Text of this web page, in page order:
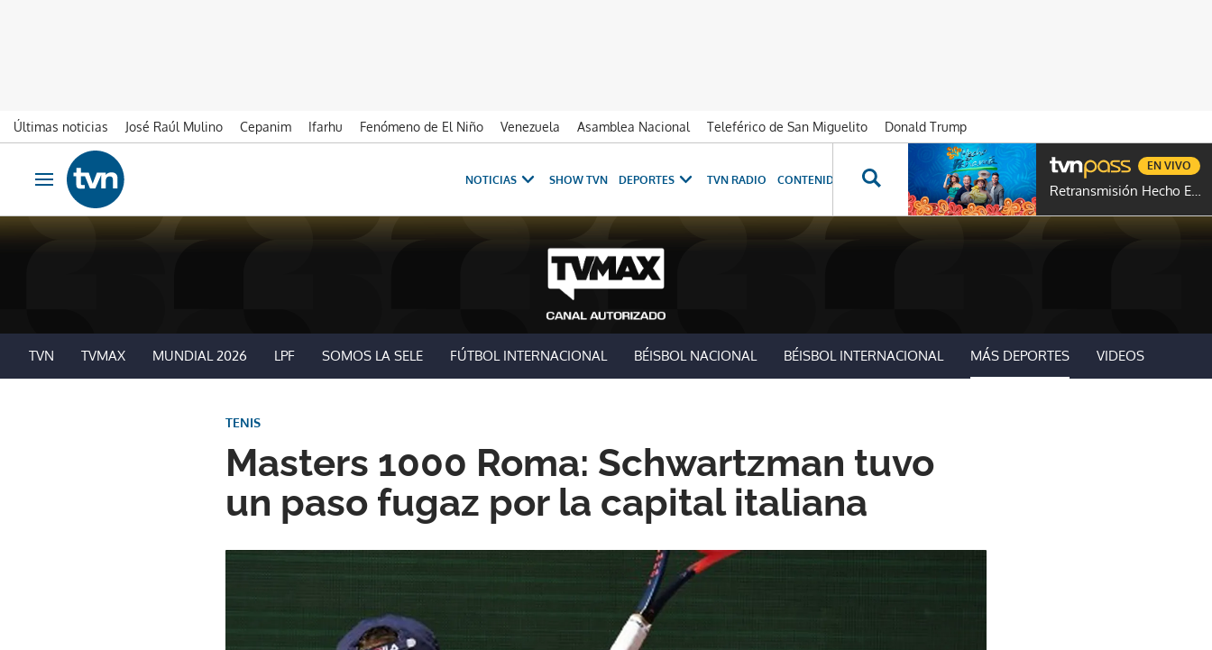
Últimas noticias José Raúl Mulino Cepanim Ifarhu Fenómeno de El Niño Venezuela Asamblea Nacional Teleférico de San Miguelito
Donald Trump
Ir al contenido
Obrir navegació
NOTICIAS SHOW TVN DEPORTES TVN RADIO CONTENIDOS ESPECIALES NOVELAS PROGRAMAS GENTE TVN
Retransmisión Hecho En Panamá
EN VIVO
TVN TVMAX MUNDIAL 2026 LPF SOMOS LA SELE FÚTBOL INTERNACIONAL BÉISBOL NACIONAL BÉISBOL INTERNACIONAL MÁS DEPORTES VIDEOS
Masters 1000 Roma: Schwartzman tuvo
un paso fugaz por la capital italiana
TENIS